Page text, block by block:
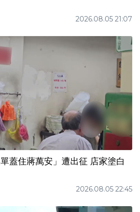
2026.08.05 21:07
蓋住蔣萬安」遭出征 店家塗白
2026.08.05 22:45